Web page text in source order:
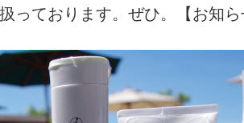
っております。ぜひ。【お知